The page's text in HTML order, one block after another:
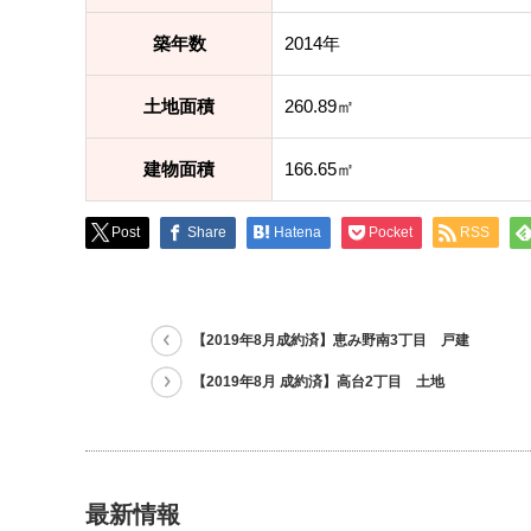
築年数 2014年
土地面積 260.89㎡
建物面積 166.65㎡
Post Share Hatena Pocket RSS
【2019年8月成約済】恵み野南3丁目 戸建
【2019年8月 成約済】高台2丁目 土地
最新情報